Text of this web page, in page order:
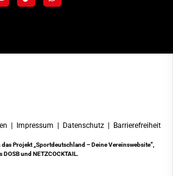
| Impressum | Datenschutz | Barrierefreiheit
das Projekt„Sportdeutschland – Deine Vereinswebsite”,
und NETZCOCKTAIL.